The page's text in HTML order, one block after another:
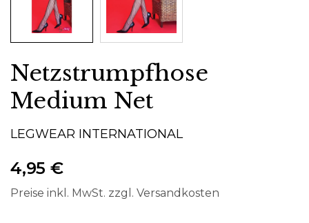
Netzstrumpfhose
Medium Net
LEGWEAR INTERNATIONAL
4,95 €
Preise inkl. MwSt. zzgl. Versandkosten